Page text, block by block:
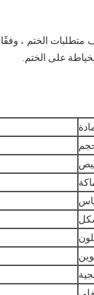
متطلبات الختم ،
على الختم.